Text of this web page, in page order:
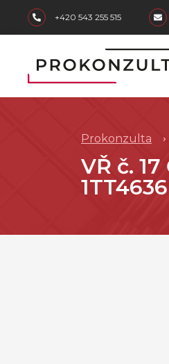
skip to main content
+420 543 255 515
Prokonzulta
VŘ č.
1TT4636